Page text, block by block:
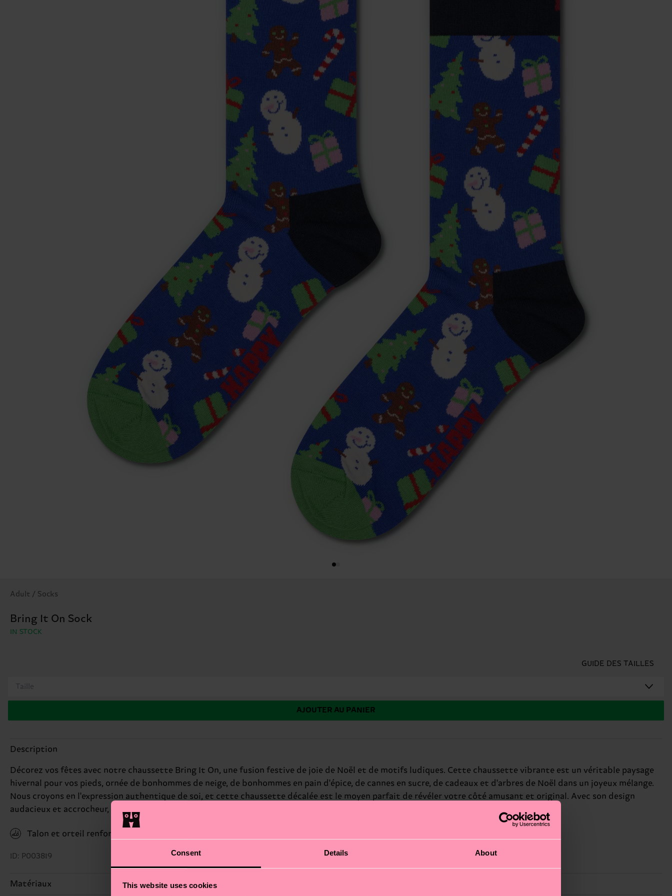
Consent Details About
This website uses cookies
Adult / Socks
Bring It On Sock
IN STOCK
GUIDE DES TAILLES
Taille
AJOUTER AU PANIER
Description
Décorez vos fêtes avec notre chaussette Bring It On, une fusion festive de joie de Noël et de motifs ludiques. Cette chaussette vibrante est un véritable paysage
hivernal pour vos pieds, ornée de bonhommes de neige, de bonhommes en pain d'épice, de cannes en sucre, de cadeaux et d'arbres de Noël dans un joyeux mélange.
Nous croyons en l'expression authentique de soi, et cette chaussette décalée est le moyen parfait de révéler votre côté amusant et original. Avec son design
audacieux et accrocheur, vous serez la vedette de la liste des gentils. Cadeau idéal pour : les passionnés de fêtes de fin d'année.
Talon et orteil renforcés
ID: P003819
Matériaux